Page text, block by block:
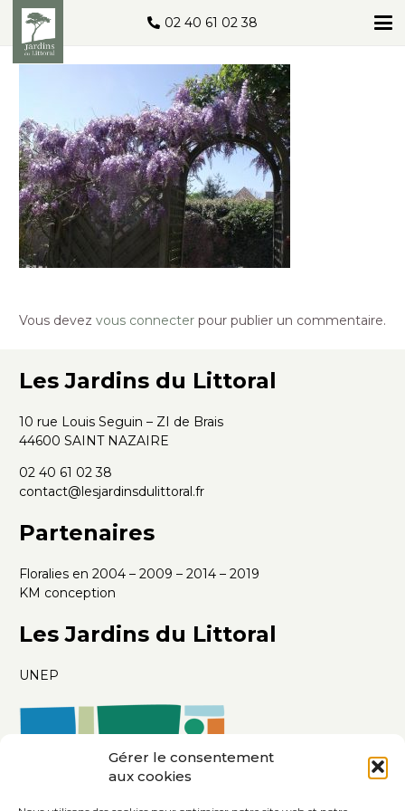
Gérer le consentement
aux cookies
02 40 61 02 38
Vous devez vous connecter pour publier un commentaire.
Les Jardins du Littoral
10 rue Louis Seguin – ZI de Brais
44600 SAINT NAZAIRE
02 40 61 02 38
contact@lesjardinsdulittoral.fr
Partenaires
Floralies en 2004 – 2009 – 2014 – 2019
KM conception
Les Jardins du Littoral
UNEP